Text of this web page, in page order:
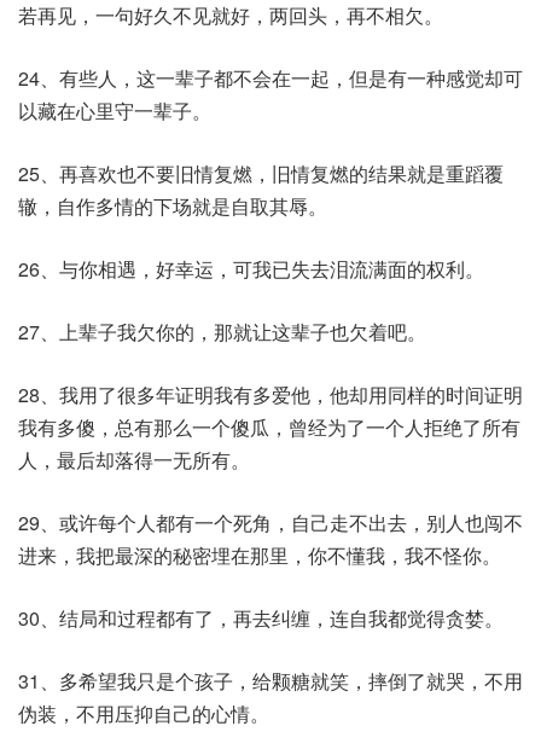
若再见，一句好久不见就好，两回头，再不相欠。
24、有些人，这一辈子都不会在一起，但是有一种感觉却可
以藏在心里守一辈子。
25、再喜欢也不要旧情复燃，旧情复燃的结果就是重蹈覆
辙，自作多情的下场就是自取其辱。
26、与你相遇，好幸运，可我已失去泪流满面的权利。
27、上辈子我欠你的，那就让这辈子也欠着吧。
28、我用了很多年证明我有多爱他，他却用同样的时间证明
我有多傻，总有那么一个傻瓜，曾经为了一个人拒绝了所有
人，最后却落得一无所有。
29、或许每个人都有一个死角，自己走不出去，别人也闯不
进来，我把最深的秘密埋在那里，你不懂我，我不怪你。
30、结局和过程都有了，再去纠缠，连自我都觉得贪婪。
31、多希望我只是个孩子，给颗糖就笑，摔倒了就哭，不用
伪装，不用压抑自己的心情。